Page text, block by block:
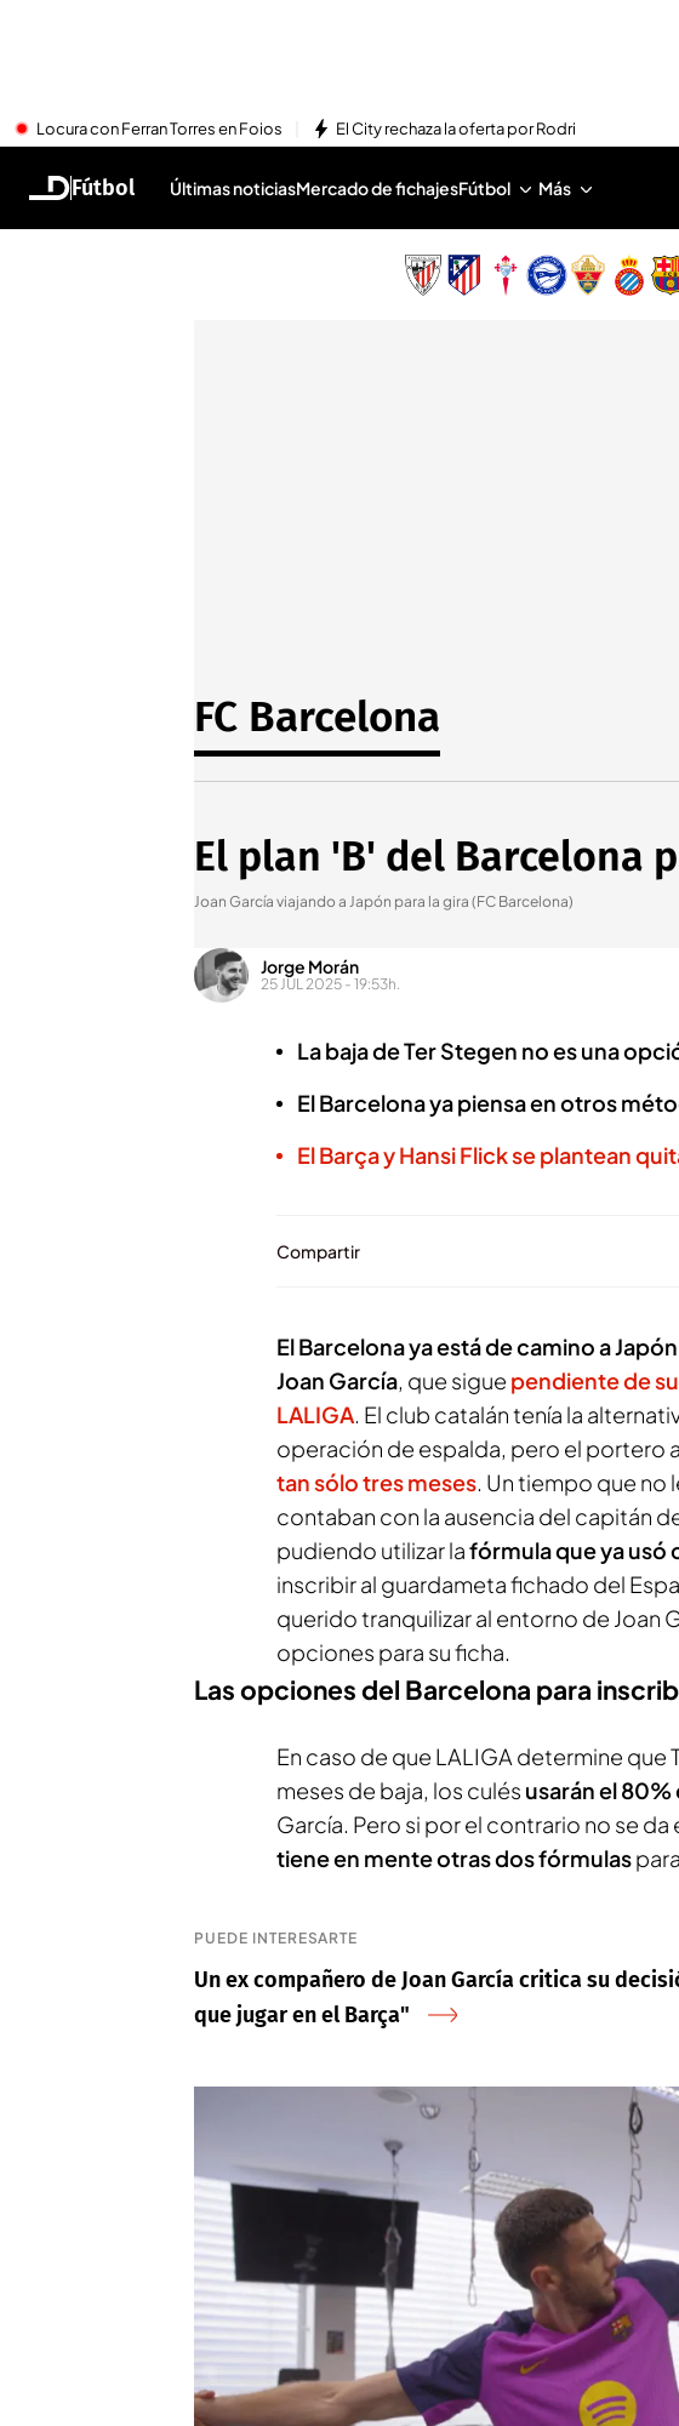
Locura con Ferran Torres en Foios El City rechaza la oferta por Rodri
Fútbol Últimas noticiasMercado de fichajesFútbol Más
FC Barcelona
El plan 'B' del Barcelona
Joan García viajando a Japón para la gira (FC Barcelona)
Jorge Morán
25 JUL 2025 - 19:53h.
La baja de Ter Stegen no es una
El Barcelona ya piensa en otros
El Barça y Hansi Flick se plantean
Compartir
El Barcelona ya está de camino a Japón
Joan García, que sigue pendiente de
LALIGA. El club catalán tenía la
operación de espalda, pero el portero
tan sólo tres meses. Un tiempo que no
contaban con la ausencia del capitán
pudiendo utilizar lafórmula que ya usó
inscribir al guardameta fichado del
querido tranquilizar al entorno de Joan
opciones para su ficha.
Las opciones del Barcelona para
En caso de que LALIGA determine que
meses de baja, los culés usarán el 80%
García. Pero si por el contrario no se da
tiene en mente otras dos fórmulas
PUEDE INTERESARTE
Un ex compañero de Joan García critica su
que jugar en el Barça"